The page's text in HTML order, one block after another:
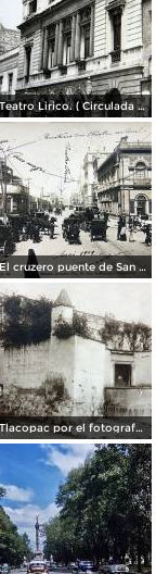
Teatro Lirico. ( Circulada el 1 de Agosto de 1926 ).
El cruzero puente de San Francisco y Guardiola por el fotografo Felix Miret.
Tlacopac por el fotografo Hugo Brehme.